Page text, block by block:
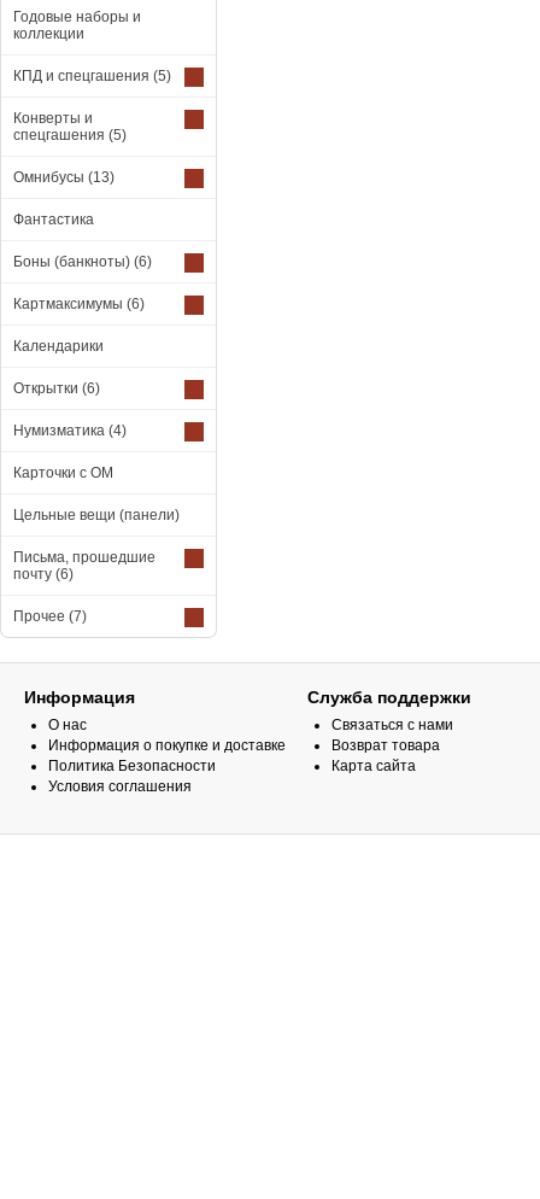
Годовые наборы и
коллекции
КПД и спецгашения (5)
Конверты и
спецгашения (5)
Омнибусы (13)
Фантастика
Боны (банкноты) (6)
Картмаксимумы (6)
Календарики
Открытки (6)
Нумизматика (4)
Карточки с ОМ
Цельные вещи (панели)
Письма, прошедшие
почту (6)
Прочее (7)
Информация
О нас
Информация о покупке и доставке
Политика Безопасности
Условия соглашения
Служба поддержки
Связаться с нами
Возврат товара
Карта сайта